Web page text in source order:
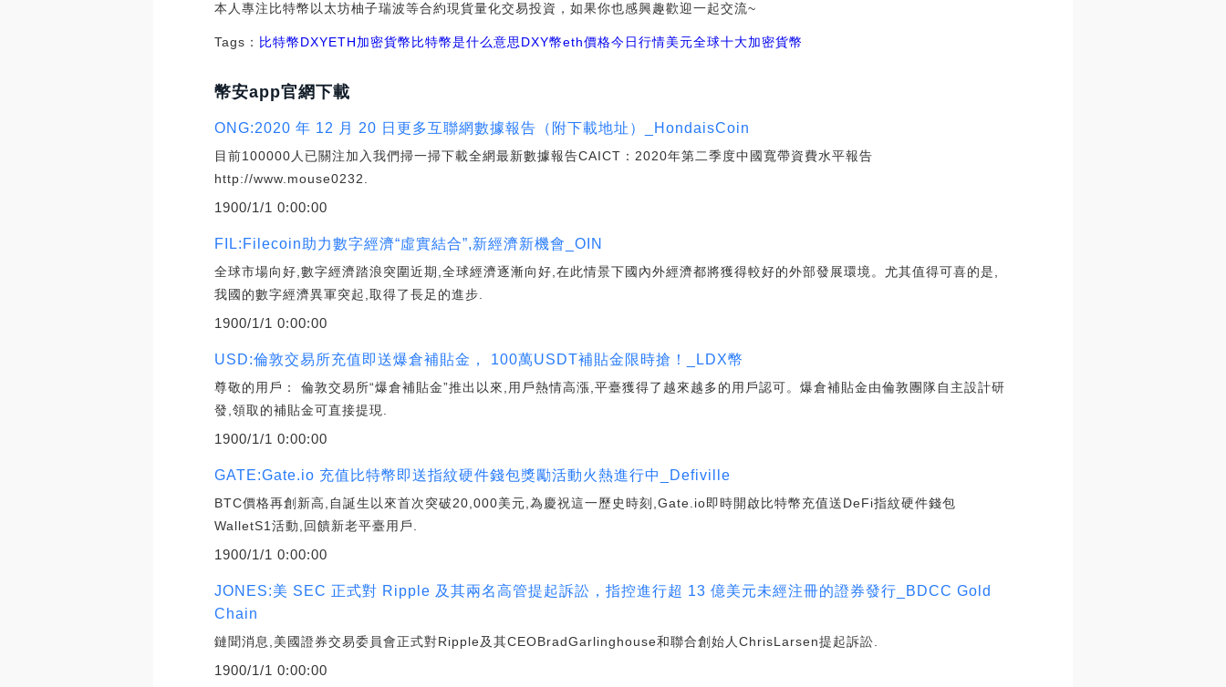
本人專注比特幣以太坊柚子瑞波等合約現貨量化交易投資，如果你也感興趣歡迎一起交流~
Tags： 比特幣DXYETH加密貨幣 比特幣是什么意思DXY幣eth價格今日行情美元全球十大加密貨幣
幣安app官網下載
ONG:2020 年 12 月 20 日更多互聯網數據報告（附下載地址）_HondaisCoin
目前100000人已關注加入我們掃一掃下載全網最新數據報告CAICT：2020年第二季度中國寬帶資費水平報告
http://www.mouse0232.
1900/1/1 0:00:00
FIL:Filecoin助力數字經濟“虛實結合”,新經濟新機會_OIN
全球市場向好,數字經濟踏浪突圍近期,全球經濟逐漸向好,在此情景下國內外經濟都將獲得較好的外部發展環境。尤其值得可喜的是,
我國的數字經濟異軍突起,取得了長足的進步.
1900/1/1 0:00:00
USD:倫敦交易所充值即送爆倉補貼金， 100萬USDT補貼金限時搶！_LDX幣
尊敬的用戶： 倫敦交易所“爆倉補貼金”推出以來,用戶熱情高漲,平臺獲得了越來越多的用戶認可。爆倉補貼金由倫敦團隊自主設計研
發,領取的補貼金可直接提現.
1900/1/1 0:00:00
GATE:Gate.io 充值比特幣即送指紋硬件錢包獎勵活動火熱進行中_Defiville
BTC價格再創新高,自誕生以來首次突破20,000美元,為慶祝這一歷史時刻,Gate.io即時開啟比特幣充值送DeFi指紋硬件錢包
WalletS1活動,回饋新老平臺用戶.
1900/1/1 0:00:00
JONES:美 SEC 正式對 Ripple 及其兩名高管提起訴訟，指控進行超 13 億美元未經注冊的證券發行_BDCC Gold
Chain
鏈聞消息,美國證券交易委員會正式對Ripple及其CEOBradGarlinghouse和聯合創始人ChrisLarsen提起訴訟.
1900/1/1 0:00:00